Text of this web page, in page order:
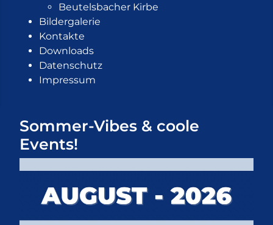
Beutelsbacher Kirbe
Bildergalerie
Kontakte
Downloads
Datenschutz
Impressum
Sommer-Vibes & coole
Events!